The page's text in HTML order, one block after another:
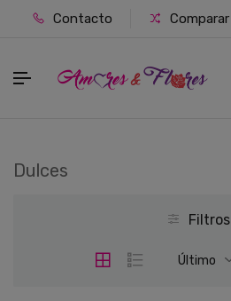
Contacto Comparar
Dulces
Filtros
Último